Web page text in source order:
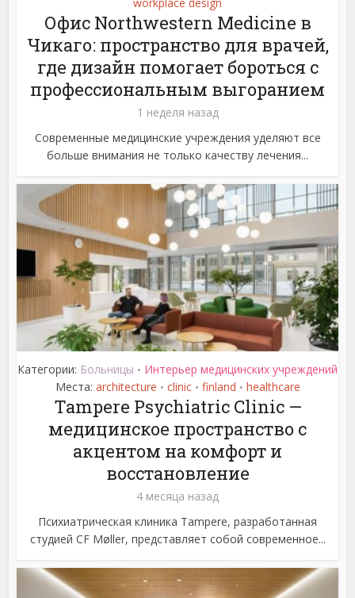
Офис Northwestern Medicine в
Чикаго: пространство для врачей,
где дизайн помогает бороться с
профессиональным выгоранием
1 неделя назад
Современные медицинские учреждения уделяют все
больше внимания не только качеству лечения...
Категории: Больницы • Интерьер медицинских учреждений
Места: architecture • clinic • finland • healthcare
Tampere Psychiatric Clinic —
медицинское пространство с
акцентом на комфорт и
восстановление
4 месяца назад
Психиатрическая клиника Tampere, разработанная
студией CF Møller, представляет собой современное...